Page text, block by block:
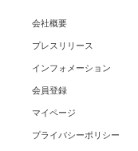
会社概要
プレスリリース
インフォメーション
会員登録
マイページ
プライバシーポリシー